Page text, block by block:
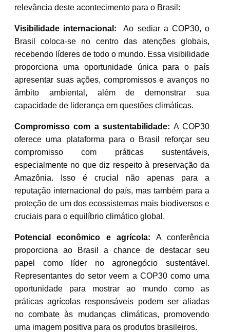
relevância deste acontecimento para o Brasil:
Visibilidade internacional:
Ao sediar a COP30, o
Brasil coloca-se no centro das atenções globais,
recebendo líderes de todo o mundo. Essa visibilidade
proporciona uma oportunidade única para o país
apresentar suas ações, compromissos e avanços no
âmbito ambiental, além de demonstrar sua
capacidade de liderança em questões climáticas.
Compromisso com a sustentabilidade: A COP30
oferece uma plataforma para o Brasil reforçar seu
compromisso com práticas sustentáveis,
especialmente no que diz respeito à preservação da
Amazônia. Isso é crucial não apenas para a
reputação internacional do país, mas também para a
proteção de um dos ecossistemas mais biodiversos e
cruciais para o equilíbrio climático global.
Potencial econômico e agrícola: A conferência
proporciona ao Brasil a chance de destacar seu
papel como líder no agronegócio sustentável.
Representantes do setor veem a COP30 como uma
oportunidade para mostrar ao mundo como as
práticas agrícolas responsáveis podem ser aliadas
no combate às mudanças climáticas, promovendo
uma imagem positiva para os produtos brasileiros.